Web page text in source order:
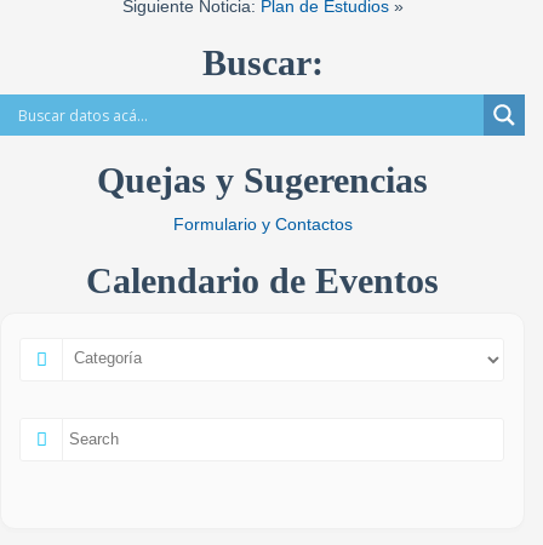
Siguiente Noticia: Plan de Estudios»
Buscar:
Quejas y Sugerencias
Formulario y Contactos
Calendario de Eventos